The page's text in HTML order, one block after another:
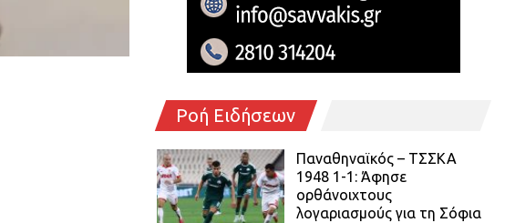
Ροή Ειδήσεων
Παναθηναϊκός – ΤΣΣΚΑ
1948 1-1: Άφησε
ορθάνοιχτους
λογαριασμούς για τη Σόφια